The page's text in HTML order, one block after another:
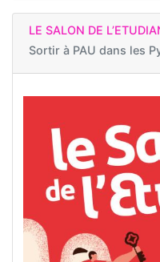
LE SALON DE
Sortir à PAU dans les